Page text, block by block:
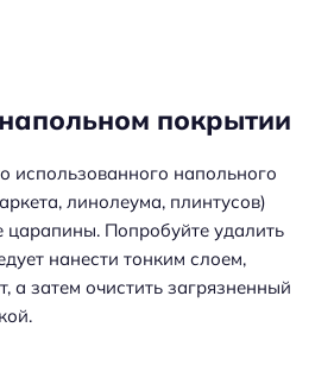
покрытии
использованного напольного
линолеума, плинтусов)
царапины. Попробуйте удалить
нанести тонким слоем,
а затем очистить загрязненный